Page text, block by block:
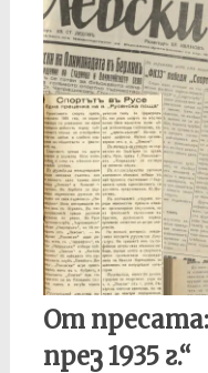
От
през 1935 г.“